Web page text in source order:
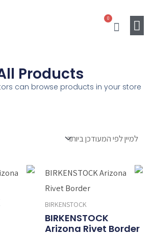
לתוכן
0
עגלת
Products
can browse products in your store.
BIRKENSTOCK
BIRKENSTOCK
Arizona Rivet Border
המחיר
היה:
₪749.00.
המחיר